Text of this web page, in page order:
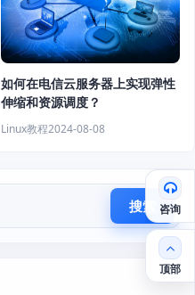
如何在电信云服务器上实现弹性
伸缩和资源调度？
Linux教程2024-08-08
搜索 咨询
顶部